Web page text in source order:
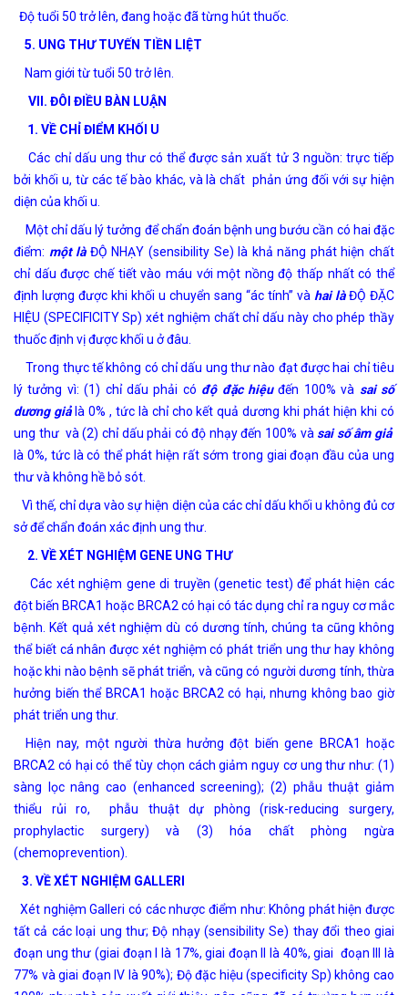
Độ tuổi 50 trở lên, đang hoặc đã từng hút thuốc.
5. UNG THƯ TUYẾN TIỀN LIỆT
Nam giới từ tuổi 50 trở lên.
VII. ĐÔI ĐIỀU BÀN LUẬN
1. VỀ CHỈ ĐIỂM KHỐI U
Các chỉ dấu ung thư có thể được sản xuất tử 3 nguồn: trực tiếp
bởi khối u, từ các tế bào khác, và là chất phản ứng đối với sự hiện
diện của khối u.
Một chỉ dấu lý tưởng để chẩn đoán bệnh ung bướu cần có hai đặc
điểm: một làĐỘ NHẠY (sensibility Se) là khả năng phát hiện chất
chỉ dấu được chế tiết vào máu với một nồng độ thấp nhất có thể
định lượng được khi khối u chuyển sang “ác tính” và hai làĐỘ ĐẶC
HIỆU (SPECIFICITY Sp) xét nghiệm chất chỉ dấu này cho phép thầy
thuốc định vị được khối u ở đâu.
Trong thực tế không có chỉ dấu ung thư nào đạt được hai chỉ tiêu
lý tưởng vì: (1) chỉ dấu phải có độ đặc hiệuđến 100% và sai số
dương giả là 0% , tức là chỉ cho kết quả dương khi phát hiện khi có
ung thư và (2) chỉ dấu phải có độ nhạy đến 100% và sai số âm giả
là 0%, tức là có thể phát hiện rất sớm trong giai đoạn đầu của ung
thư và không hề bỏ sót.
Vì thế, chỉ dựa vào sự hiện diện của các chỉ dấu khối u không đủ cơ
sở để chẩn đoán xác định ung thư.
2. VỀ XÉT NGHIỆM GENE UNG THƯ
Các xét nghiệm gene di truyền (genetic test) để phát hiện các
đột biến BRCA1 hoặc BRCA2 có hại có tác dụng chỉ ra nguy cơ mắc
bệnh. Kết quả xét nghiệm dù có dương tính, chúng ta cũng không
thể biết cá nhân được xét nghiệm có phát triển ung thư hay không
hoặc khi nào bệnh sẽ phát triển, và cũng có người dương tính, thừa
hưởng biến thể BRCA1 hoặc BRCA2 có hại, nhưng không bao giờ
phát triển ung thư.
Hiện nay, một người thừa hưởng đột biến gene BRCA1 hoặc
BRCA2 có hại có thể tùy chọn cách giảm nguy cơ ung thư như: (1)
sàng lọc nâng cao (enhanced screening); (2) phẫu thuật giảm
thiểu rủi ro, phẫu thuật dự phòng (risk-reducing surgery,
prophylactic surgery) và (3) hóa chất phòng ngừa
(chemoprevention).
3. VỀ XÉT NGHIỆM GALLERI
Xét nghiệm Galleri có các nhược điểm như: Không phát hiện được
tất cả các loại ung thư; Độ nhạy (sensibility Se) thay đổi theo giai
đoạn ung thư (giai đoạn I là 17%, giai đoạn II là 40%, giai đoạn III là
77% và giai đoạn IV là 90%); Độ đặc hiệu (specificity Sp) không cao